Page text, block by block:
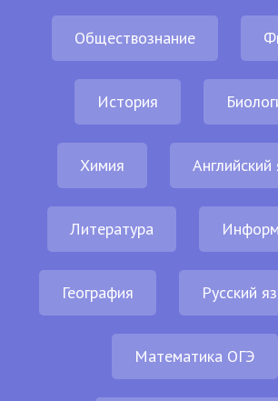
Обществознание
История
Химия Английский
Литература
География Русский
Математика ОГЭ